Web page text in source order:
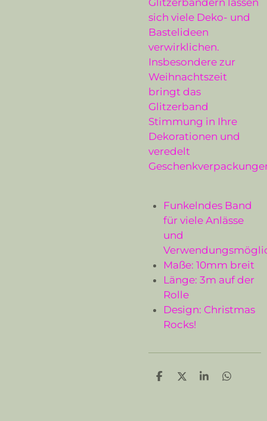
sich viele Deko- und
Bastelideen
verwirklichen.
Insbesondere zur
Weihnachtszeit
bringt das
Glitzerband
Stimmung in Ihre
Dekorationen und
veredelt
Funkelndes Band
für viele Anlässe
und
Maße: 10mm breit
Länge: 3m auf der
Rolle
Design: Christmas
Rocks!
T
T
T
T